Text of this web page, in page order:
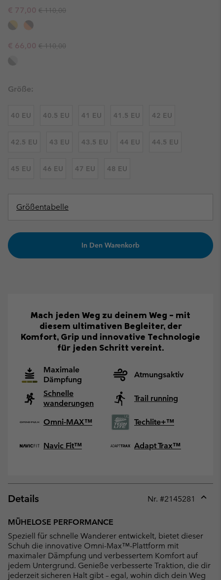
Sale price:
€ 77,00 Regular price:
€ 110,00
Sale price:
€ 66,00 Regular price:
€ 110,00
Größe:
40 EU 40.5 EU 41 EU 41.5 EU 42 EU
42.5 EU 43 EU 43.5 EU 44 EU 44.5 EU
45 EU 46 EU 47 EU 48 EU
Größentabelle
In Den Warenkorb
Mach jeden Weg zu deinem Weg – mit
diesem ultimativen Begleiter, der
Komfort, Grip und innovative Technologie
für jeden Schritt vereint.
Maximale
Dämpfung
Atmungsaktiv
Schnelle
wanderungen
Trail running
Omni-MAX™ Techlite+™
Navic Fit™ Adapt Trax™
Details Nr. #2145281
MÜHELOSE PERFORMANCE
Speziell für schnelle Wanderer entwickelt, bietet dieser
Schuh die innovative Omni-Max™-Plattform mit
maximaler Dämpfung und verbessertem Komfort auf
jedem Untergrund. Genieße verbesserte Traktion, die dir
jederzeit sicheren Halt gibt – egal, wohin dich dein Weg